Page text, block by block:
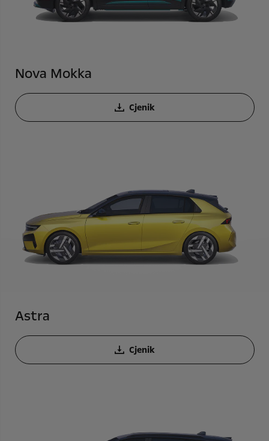
Nova Mokka
Cjenik
Astra
Cjenik